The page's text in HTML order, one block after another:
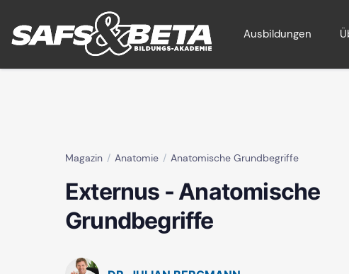
Ausbildungen
Magazin Anatomie Anatomische Grundbegriffe
Externus - Anatomische
Grundbegriffe